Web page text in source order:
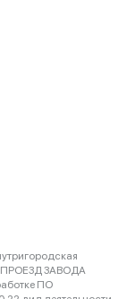
ПРОЕЗД ЗАВОДА
ПО